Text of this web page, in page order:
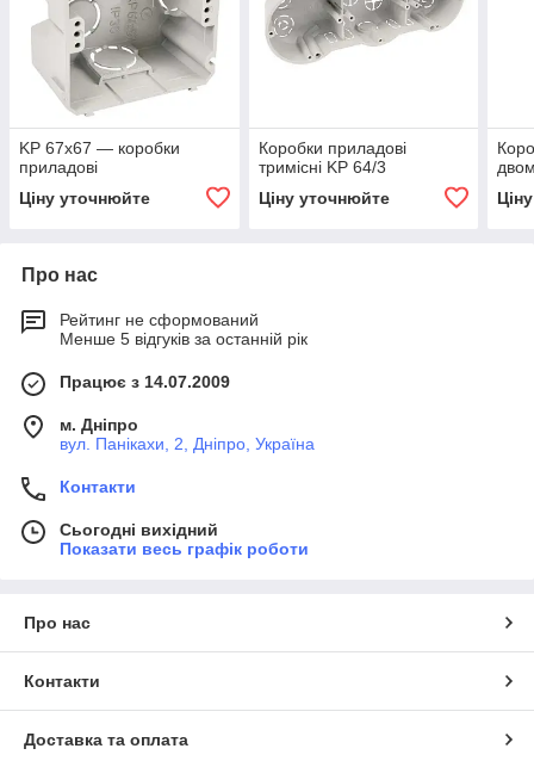
KP 67х67 — коробки
приладові
Ціну уточнюйте
Коробки приладові
тримісні KP 64/3
Ціну уточнюйте
Про нас
Рейтинг не сформований
Менше 5 відгуків за останній рік
Працює з 14.07.2009
м. Дніпро
вул. Панікахи, 2, Дніпро, Україна
Контакти
Сьогодні вихідний
Показати весь графік роботи
Про нас
Контакти
Доставка та оплата